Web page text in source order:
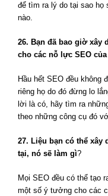
để tìm ra lý do tại sao họ
nào.
26. Bạn đã bao giờ xây
cho các nỗ lực SEO
Hầu hết SEO đều không
riêng họ do đó đừng lo
lời là có, hãy tìm ra
theo những công cụ đó
27. Liệu bạn có thể xây
tại, nó sẽ làm gì?
Mọi SEO đều có thể tạo
một số ý tưởng cho các